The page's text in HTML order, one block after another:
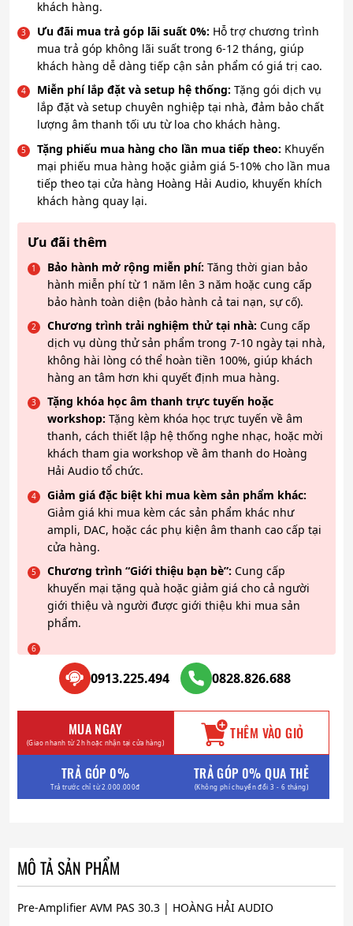
khách hàng.
Ưu đãi mua trả góp lãi suất 0%: Hỗ trợ chương trình
mua trả góp không lãi suất trong 6-12 tháng, giúp
khách hàng dễ dàng tiếp cận sản phẩm có giá trị cao.
Miễn phí lắp đặt và setup hệ thống: Tặng gói dịch vụ
lắp đặt và setup chuyên nghiệp tại nhà, đảm bảo chất
lượng âm thanh tối ưu từ loa cho khách hàng.
Tặng phiếu mua hàng cho lần mua tiếp theo: Khuyến
mại phiếu mua hàng hoặc giảm giá 5-10% cho lần mua
tiếp theo tại cửa hàng Hoàng Hải Audio, khuyến khích
khách hàng quay lại.
Ưu đãi thêm
Bảo hành mở rộng miễn phí: Tăng thời gian bảo
hành miễn phí từ 1 năm lên 3 năm hoặc cung cấp
bảo hành toàn diện (bảo hành cả tai nạn, sự cố).
Chương trình trải nghiệm thử tại nhà: Cung cấp
dịch vụ dùng thử sản phẩm trong 7-10 ngày tại nhà,
không hài lòng có thể hoàn tiền 100%, giúp khách
hàng an tâm hơn khi quyết định mua hàng.
Tặng khóa học âm thanh trực tuyến hoặc
workshop: Tặng kèm khóa học trực tuyến về âm
thanh, cách thiết lập hệ thống nghe nhạc, hoặc mời
khách tham gia workshop về âm thanh do Hoàng
Hải Audio tổ chức.
Giảm giá đặc biệt khi mua kèm sản phẩm khác:
Giảm giá khi mua kèm các sản phẩm khác như
ampli, DAC, hoặc các phụ kiện âm thanh cao cấp tại
cửa hàng.
Chương trình “Giới thiệu bạn bè”: Cung cấp
khuyến mại tặng quà hoặc giảm giá cho cả người
giới thiệu và người được giới thiệu khi mua sản
phẩm.
0913.225.494 0828.826.688
MUA NGAY
(Giao nhanh từ 2h hoặc nhận tại cửa hàng) THÊM VÀO GIỎ
TRẢ GÓP 0%
Trả trước chỉ từ 2.000.000đ
TRẢ GÓP 0% QUA THẺ
(Không phí chuyển đổi 3 - 6 tháng)
MÔ TẢ SẢN PHẨM
Pre-Amplifier AVM PAS 30.3 | HOÀNG HẢI AUDIO